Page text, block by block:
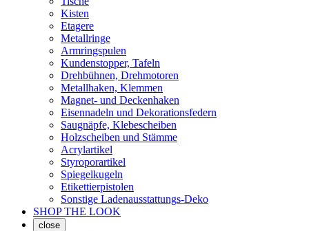
Kisten
Etagere
Metallringe
Armringspulen
Kundenstopper, Tafeln
Drehbühnen, Drehmotoren
Metallhaken, Klemmen
Magnet- und Deckenhaken
Eisennadeln und Dekorationsfedern
Saugnäpfe, Klebescheiben
Holzscheiben und Stämme
Acrylartikel
Styroporartikel
Spiegelkugeln
Etikettierpistolen
Sonstige Ladenausstattungs-Deko
SHOP THE LOOK
close